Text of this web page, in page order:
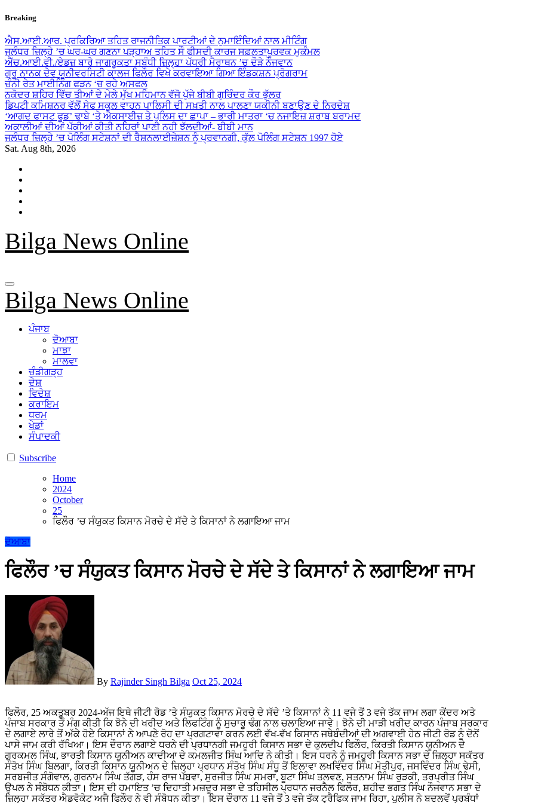
Skip
content
Breaking
ਐਸ.ਆਈ.ਆਰ. ਪ੍ਰਕਿਰਿਆ ਤਹਿਤ ਰਾਜਨੀਤਿਕ ਪਾਰਟੀਆਂ ਦੇ ਨੁਮਾਇੰਦਿਆਂ ਨਾਲ ਮੀਟਿੰਗ
ਜਲੰਧਰ ਜ਼ਿਲ੍ਹੇ ’ਚ ਘਰ-ਘਰ ਗਣਨਾ ਪੜ੍ਹਾਅ ਤਹਿਤ ਸੌ ਫੀਸਦੀ ਕਾਰਜ ਸਫ਼ਲਤਾਪੂਰਵਕ ਮੁਕੰਮਲ
ਐੱਚ.ਆਈ.ਵੀ./ਏਡਜ਼ ਬਾਰੇ ਜਾਗਰੂਕਤਾ ਸਬੰਧੀ ਜ਼ਿਲ੍ਹਾ ਪੱਧਰੀ ਮੈਰਾਥਨ ’ਚ ਦੌੜੇ ਨੌਜਵਾਨ
ਗੁਰੂ ਨਾਨਕ ਦੇਵ ਯੂਨੀਵਰਸਿਟੀ ਕਾਲਜ ਫਿਲੌਰ ਵਿਖੇ ਕਰਵਾਇਆ ਗਿਆ ਇੰਡਕਸ਼ਨ ਪ੍ਰੋਗਰਾਮ
ਚੰਨੀ ਰੇਤ ਮਾਈਨਿੰਗ ਫੜਨ ‘ਚ ਰਹੇ ਅਸਫਲ
ਨਕੋਦਰ ਸ਼ਹਿਰ ਵਿੱਚ ਤੀਆਂ ਦੇ ਮੇਲੇ ਮੁੱਖ ਮਹਿਮਾਨ ਵੱਜੋ ਪੁੱਜੇ ਬੀਬੀ ਗੁਰਿੰਦਰ ਕੌਰ ਭੁੱਲਰ
ਡਿਪਟੀ ਕਮਿਸ਼ਨਰ ਵੱਲੋਂ ਸੇਫ ਸਕੂਲ ਵਾਹਨ ਪਾਲਿਸੀ ਦੀ ਸਖ਼ਤੀ ਨਾਲ ਪਾਲਣਾ ਯਕੀਨੀ ਬਣਾਉਣ ਦੇ ਨਿਰਦੇਸ਼
‘ਆਗਦ ਫਾਸਟ ਫੂਡ’ ਢਾਬੇ ‘ਤੇ ਐਕਸਾਈਜ਼ ਤੇ ਪੁਲਿਸ ਦਾ ਛਾਪਾ – ਭਾਰੀ ਮਾਤਰਾ ‘ਚ ਨਜਾਇਜ਼ ਸ਼ਰਾਬ ਬਰਾਮਦ
ਅਕਾਲੀਆਂ ਦੀਆਂ ਪੱਕੀਆਂ ਕੀਤੀ ਨਹਿਰਾਂ ਪਾਣੀ ਨਹੀ ਝੱਲਦੀਆਂ- ਬੀਬੀ ਮਾਨ
ਜਲੰਧਰ ਜ਼ਿਲ੍ਹੇ ’ਚ ਪੋਲਿੰਗ ਸਟੇਸ਼ਨਾਂ ਦੀ ਰੈਸ਼ਨਲਾਈਜ਼ੇਸ਼ਨ ਨੂੰ ਪ੍ਰਵਾਨਗੀ, ਕੁੱਲ ਪੋਲਿੰਗ ਸਟੇਸ਼ਨ 1997 ਹੋਏ
Sat. Aug 8th, 2026
Bilga News Online
Bilga News Online
ਪੰਜਾਬ
ਦੋਆਬਾ
ਮਾਝਾ
ਮਾਲਵਾ
ਚੰਡੀਗੜ੍ਹ
ਦੇਸ਼
ਵਿਦੇਸ਼
ਕਰਾਇਮ
ਧਰਮ
ਖੇਡਾਂ
ਸੰਪਾਦਕੀ
Subscribe
Home
2024
October
25
ਫਿਲੌਰ ’ਚ ਸੰਯੁਕਤ ਕਿਸਾਨ ਮੋਰਚੇ ਦੇ ਸੱਦੇ ਤੇ ਕਿਸਾਨਾਂ ਨੇ ਲਗਾਇਆ ਜਾਮ
ਦੋਆਬਾ
ਫਿਲੌਰ ’ਚ ਸੰਯੁਕਤ ਕਿਸਾਨ ਮੋਰਚੇ ਦੇ ਸੱਦੇ ਤੇ ਕਿਸਾਨਾਂ ਨੇ ਲਗਾਇਆ ਜਾਮ
By Rajinder Singh Bilga Oct 25, 2024
ਫਿਲੌਰ, 25 ਅਕਤੂਬਰ 2024-ਅੱਜ ਇਥੇ ਜੀਟੀ ਰੋਡ ’ਤੇ ਸੰਯੁਕਤ ਕਿਸਾਨ ਮੋਰਚੇ ਦੇ ਸੱਦੇ ’ਤੇ ਕਿਸਾਨਾਂ ਨੇ 11 ਵਜੇ ਤੋਂ 3 ਵਜੇ ਤੱਕ ਜਾਮ ਲਗਾ ਕੇਂਦਰ ਅਤੇ
ਪੰਜਾਬ ਸਰਕਾਰ ਤੋੰ ਮੰਗ ਕੀਤੀ ਕਿ ਝੋਨੇ ਦੀ ਖਰੀਦ ਅਤੇ ਲਿਫਟਿੰਗ ਨੂੰ ਸੁਚਾਰੂ ਢੰਗ ਨਾਲ ਚਲਾਇਆ ਜਾਵੇ। ਝੋਨੇ ਦੀ ਮਾੜੀ ਖਰੀਦ ਕਾਰਨ ਪੰਜਾਬ ਸਰਕਾਰ
ਦੇ ਲਗਾਏ ਲਾਰੇ ਤੋਂ ਅੱਕੇ ਹੋਏ ਕਿਸਾਨਾਂ ਨੇ ਆਪਣੇ ਰੋਹ ਦਾ ਪ੍ਰਗਟਾਵਾ ਕਰਨ ਲਈ ਵੱਖ-ਵੱਖ ਕਿਸਾਨ ਜਥੇਬੰਦੀਆਂ ਦੀ ਅਗਵਾਈ ਹੇਠ ਜੀਟੀ ਰੋਡ ਨੂੰ ਦੋਨੋਂ
ਪਾਸੇ ਜਾਮ ਕਰੀ ਰੱਖਿਆ। ਇਸ ਦੌਰਾਨ ਲਗਾਏ ਧਰਨੇ ਦੀ ਪ੍ਰਧਾਨਗੀ ਜਮਹੂਰੀ ਕਿਸਾਨ ਸਭਾ ਦੇ ਕੁਲਦੀਪ ਫਿਲੌਰ, ਕਿਰਤੀ ਕਿਸਾਨ ਯੂਨੀਅਨ ਦੇ
ਗੁਰਕਮਲ ਸਿੰਘ, ਭਾਰਤੀ ਕਿਸਾਨ ਯੂਨੀਅਨ ਕਾਦੀਆ ਦੇ ਕਮਲਜੀਤ ਸਿੰਘ ਆਦਿ ਨੇ ਕੀਤੀ। ਇਸ ਧਰਨੇ ਨੂੰ ਜਮਹੂਰੀ ਕਿਸਾਨ ਸਭਾ ਦੇ ਜ਼ਿਲ੍ਹਾ ਸਕੱਤਰ
ਸੰਤੋਖ ਸਿੰਘ ਬਿਲਗਾ, ਕਿਰਤੀ ਕਿਸਾਨ ਯੂਨੀਅਨ ਦੇ ਜ਼ਿਲ੍ਹਾ ਪ੍ਰਧਾਨ ਸੰਤੋਖ ਸਿੰਘ ਸੰਧੂ ਤੋਂ ਇਲਾਵਾ ਲਖਵਿੰਦਰ ਸਿੰਘ ਮੋਤੀਪੁਰ, ਜਸਵਿੰਦਰ ਸਿੰਘ ਢੇਸੀ,
ਸਰਬਜੀਤ ਸੰਗੋਵਾਲ, ਗੁਰਨਾਮ ਸਿੰਘ ਤੱਗੜ, ਹੰਸ ਰਾਜ ਪੱਬਵਾ, ਸੁਰਜੀਤ ਸਿੰਘ ਸਮਰਾ, ਬੂਟਾ ਸਿੰਘ ਤਲਵਣ, ਸਤਨਾਮ ਸਿੰਘ ਰੁੜਕੀ, ਤਰਪ੍ਰੀਤ ਸਿੰਘ
ਉਪਲ ਨੇ ਸੰਬੋਧਨ ਕੀਤਾ। ਇਸ ਦੀ ਹਮਾਇਤ ’ਚ ਦਿਹਾਤੀ ਮਜ਼ਦੂਰ ਸਭਾ ਦੇ ਤਹਿਸੀਲ ਪ੍ਰਧਾਨ ਜਰਨੈਲ ਫਿਲੌਰ, ਸ਼ਹੀਦ ਭਗਤ ਸਿੰਘ ਨੌਜਵਾਨ ਸਭਾ ਦੇ
ਜ਼ਿਲ੍ਹਾ ਸਕੱਤਰ ਐਡਵੋਕੇਟ ਅਜੈ ਫਿਲੌਰ ਨੇ ਵੀ ਸੰਬੋਧਨ ਕੀਤਾ। ਇਸ ਦੌਰਾਨ 11 ਵਜੇ ਤੋਂ 3 ਵਜੇ ਤੱਕ ਟ੍ਰੈਫਿਕ ਜਾਮ ਰਿਹਾ, ਪੁਲੀਸ ਨੇ ਬਦਲਵੇਂ ਪ੍ਰਬੰਧਾਂ